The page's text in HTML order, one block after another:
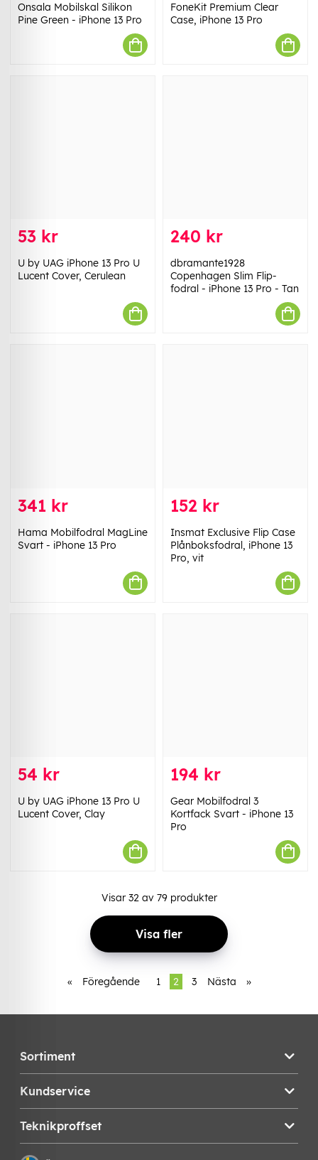
Onsala Mobilskal Silikon
Pine Green - iPhone 13 Pro
FoneKit Premium Clear
Case, iPhone 13 Pro
53 kr
U by UAG iPhone 13 Pro U
Lucent Cover, Cerulean
240 kr
dbramante1928
Copenhagen Slim Flip-
fodral - iPhone 13 Pro - Tan
341 kr
Hama Mobilfodral MagLine
Svart - iPhone 13 Pro
152 kr
Insmat Exclusive Flip Case
Plånboksfodral, iPhone 13
Pro, vit
54 kr
U by UAG iPhone 13 Pro U
Lucent Cover, Clay
194 kr
Gear Mobilfodral 3
Kortfack Svart - iPhone 13
Pro
Visar 32av 79produkter
Visa fler
« Föregående 1 2 3 Nästa »
Sortiment
Kundservice
Teknikproffset